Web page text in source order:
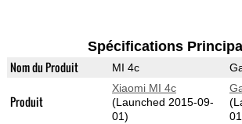
Spécifications
Nom du Produit MI 4c
Produit
Xiaomi MI 4c
(Launched 2015-09-
01)